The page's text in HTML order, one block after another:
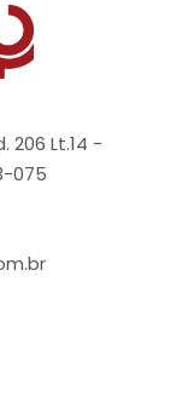
206 Lt.14 -
075